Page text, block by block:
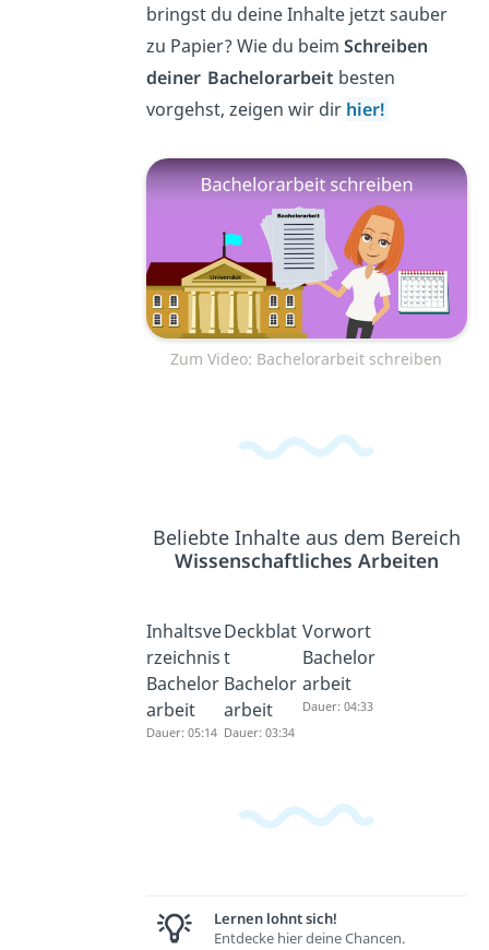
bringst du deine Inhalte jetzt sauber
zu Papier? Wie du beim Schreiben
deiner Bachelorarbeit besten
vorgehst, zeigen wir dir hier!
Zum Video: Bachelorarbeit schreiben
Beliebte Inhalte aus dem Bereich
Wissenschaftliches Arbeiten
Inhaltsve
rzeichnis
Bachelor
arbeit
Dauer: 05:14
Deckblat
t
Bachelor
arbeit
Dauer: 03:34
Vorwort
Bachelor
arbeit
Dauer: 04:33
Lernen lohnt sich!
Entdecke hier deine Chancen.